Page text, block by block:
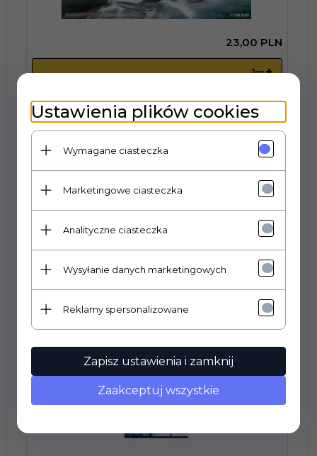
23,00 PLN
KUP TERAZ!
Academy 12442 Mig-21 Fishbed - 1/72
PLN
Ustawienia plików cookies
Wymagane ciasteczka
Marketingowe ciasteczka
Analityczne ciasteczka
Wysyłanie danych marketingowych
Reklamy spersonalizowane
Zapisz ustawienia i zamknij
Zaakceptuj wszystkie